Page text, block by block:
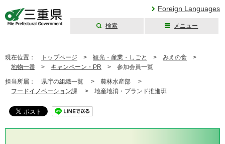
Foreign Languages
検索 メニュー
現在位置： トップページ > 観光・産業・しごと > みえの食 >
地物一番 > キャンペーン・PR > 参加会員一覧
担当所属： 県庁の組織一覧 > 農林水産部 >
フードイノベーション課 > 地産地消・ブランド推進班